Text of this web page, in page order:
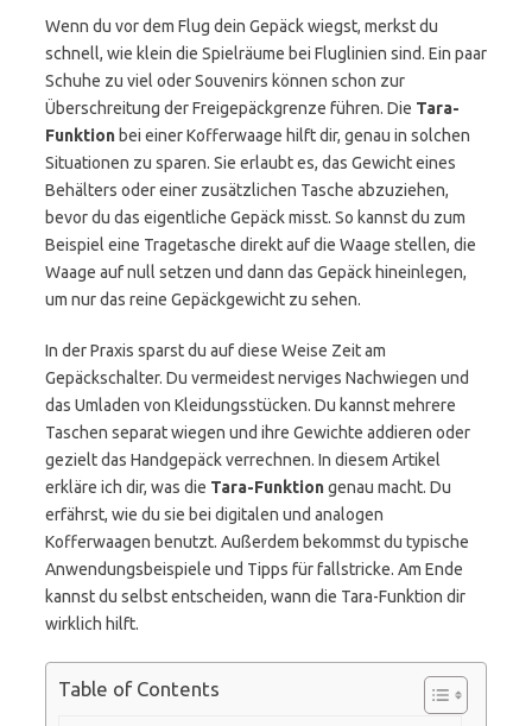
Wenn du vor dem Flug dein Gepäck wiegst, merkst du
schnell, wie klein die Spielräume bei Fluglinien sind. Ein paar
Schuhe zu viel oder Souvenirs können schon zur
Überschreitung der Freigepäckgrenze führen. Die Tara-
Funktion bei einer Kofferwaage hilft dir, genau in solchen
Situationen zu sparen. Sie erlaubt es, das Gewicht eines
Behälters oder einer zusätzlichen Tasche abzuziehen,
bevor du das eigentliche Gepäck misst. So kannst du zum
Beispiel eine Tragetasche direkt auf die Waage stellen, die
Waage auf null setzen und dann das Gepäck hineinlegen,
um nur das reine Gepäckgewicht zu sehen.
In der Praxis sparst du auf diese Weise Zeit am
Gepäckschalter. Du vermeidest nerviges Nachwiegen und
das Umladen von Kleidungsstücken. Du kannst mehrere
Taschen separat wiegen und ihre Gewichte addieren oder
gezielt das Handgepäck verrechnen. In diesem Artikel
erkläre ich dir, was die Tara-Funktiongenau macht. Du
erfährst, wie du sie bei digitalen und analogen
Kofferwaagen benutzt. Außerdem bekommst du typische
Anwendungsbeispiele und Tipps für fallstricke. Am Ende
kannst du selbst entscheiden, wann die Tara-Funktion dir
wirklich hilft.
Table of Contents